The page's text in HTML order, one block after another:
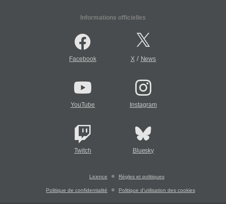
Informations officielles
Facebook X/ News
YouTube Instagram
Twitch Bluesky
Licence Règles et politiques
Politique de confidentialité Politique d'utilisation des cookies